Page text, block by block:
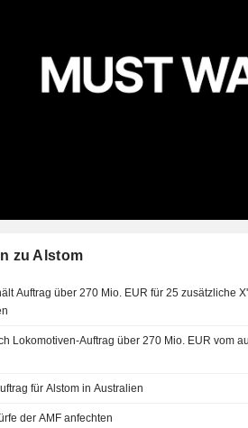
zu Alstom
Auftrag über 270 Mio. EUR für 25 zusätzliche
Lokomotiven-Auftrag über 270 Mio. EUR vom
für Alstom in Australien
der AMF anfechten